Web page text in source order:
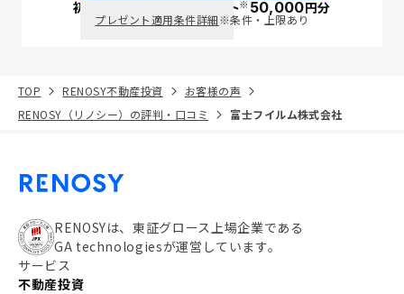
初回面談で ポイント※50,000円分
プレゼント適用条件詳細※条件・上限あり
TOP RENOSY不動産投資
お客様の声
RENOSY（リノシー）の評判・口コミ
富士フイルム株式会社
RENOSYは、東証グロース上場企業である
GA technologiesが運営しています。
サービス
不動産投資